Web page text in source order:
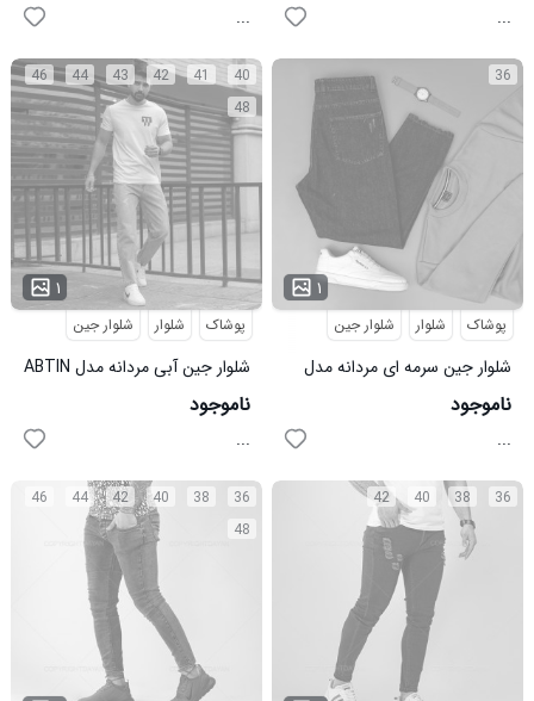
... ...
40
41
42
43
44
46
48
۱
پوشاک شلوار شلوار جین
شلوار جین آبی مردانه مدل ABTIN
ناموجود
...
36
۱
پوشاک شلوار شلوار جین
شلوار جین سرمه ای مردانه مدل
ABTIN
ناموجود
...
36
38
40
42
44
46
48
36
38
40
42